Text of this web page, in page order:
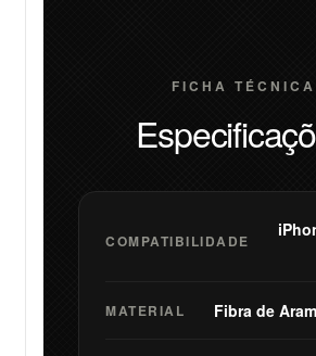
FICHA TÉCNICA
COMPATIBILIDADE
MATERIAL Fibra de